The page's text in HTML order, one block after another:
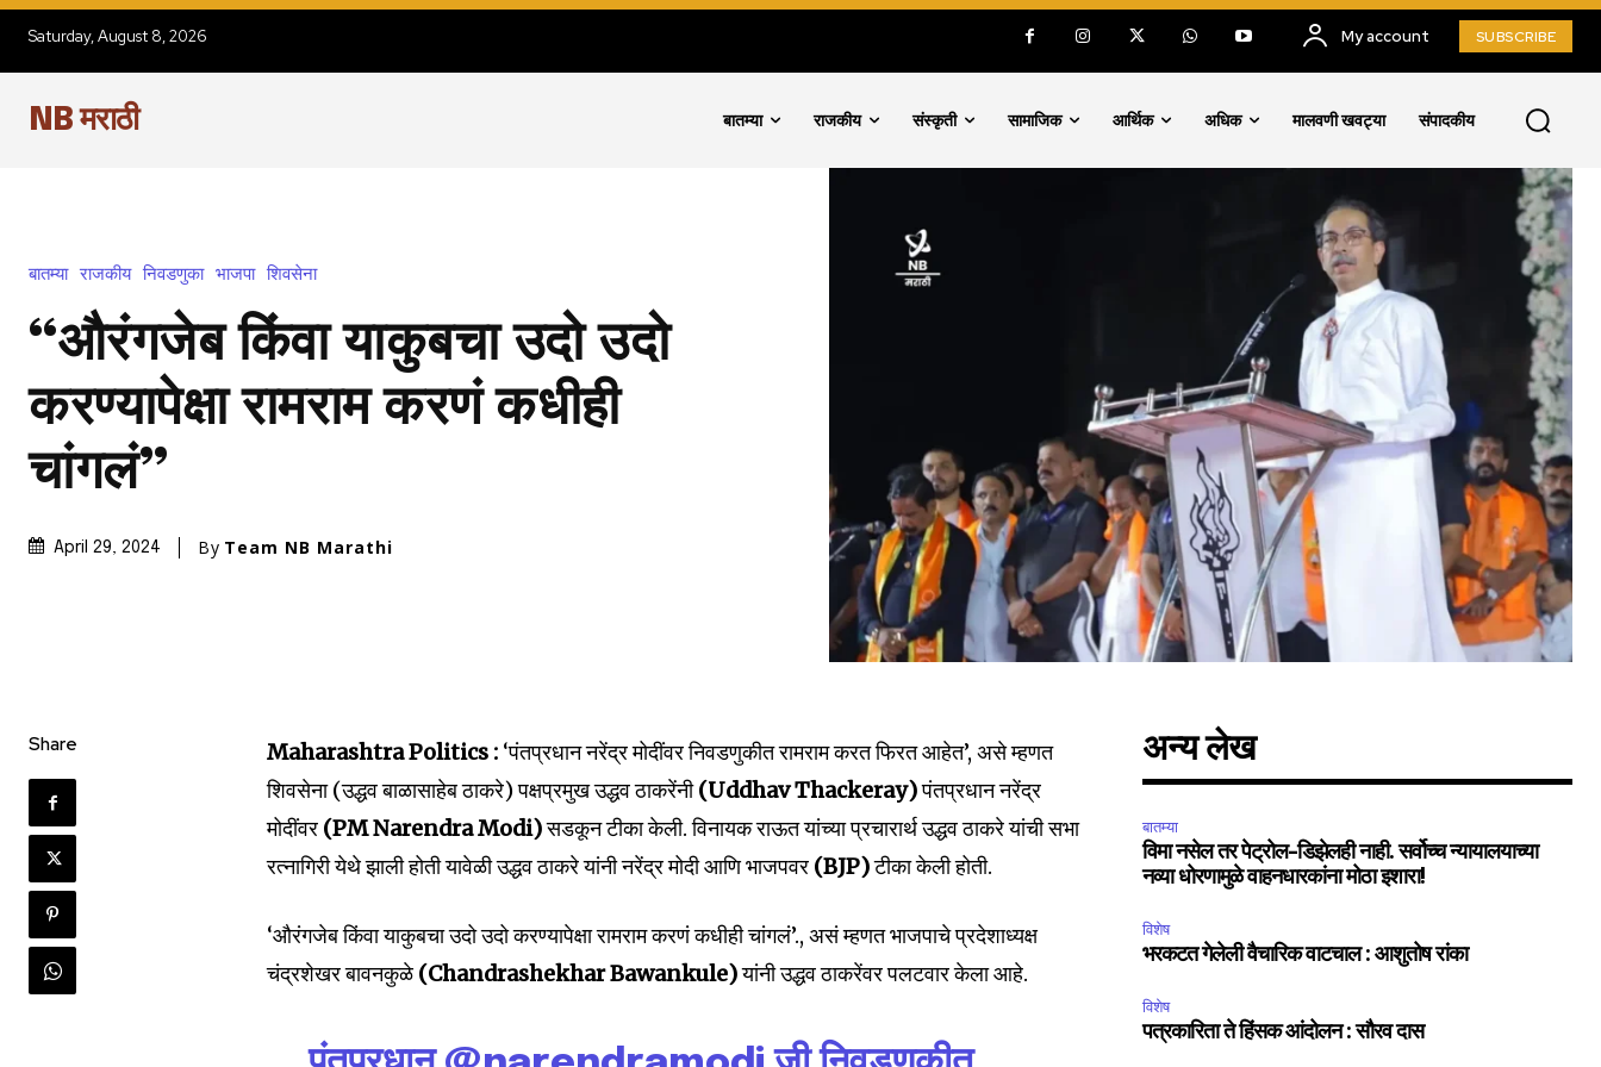
Saturday, August 8, 2026 My account SUBSCRIBE
NB मराठी बातम्या राजकीय संस्कृती सामाजिक आर्थिक अधिक मालवणी खवट्या संपादकीय
बातम्या राजकीय निवडणुका भाजपा शिवसेना
“औरंगजेब किंवा याकुबचा उदो उदो
करण्यापेक्षा रामराम करणं कधीही
चांगलं”
April 29, 2024 By Team NB Marathi
Share Maharashtra Politics : ‘पंतप्रधान नरेंद्र मोदींवर निवडणुकीत रामराम करत फिरत आहेत’, असे म्हणत
शिवसेना (उद्धव बाळासाहेब ठाकरे) पक्षप्रमुख उद्धव ठाकरेंनी(Uddhav Thackeray)पंतप्रधान नरेंद्र
मोदींवर (PM Narendra Modi)सडकून टीका केली. विनायक राऊत यांच्या प्रचारार्थ उद्धव ठाकरे यांची सभा
रत्नागिरी येथे झाली होती यावेळी उद्धव ठाकरे यांनी नरेंद्र मोदी आणि भाजपवर (BJP)टीका केली होती.
‘औरंगजेब किंवा याकुबचा उदो उदो करण्यापेक्षा रामराम करणं कधीही चांगलं’., असं म्हणत भाजपाचे प्रदेशाध्यक्ष
चंद्रशेखर बावनकुळे (Chandrashekhar Bawankule)यांनी उद्धव ठाकरेंवर पलटवार केला आहे.
अन्य लेख
बातम्या
विमा नसेल तर पेट्रोल-डिझेलही नाही. सर्वोच्च न्यायालयाच्या
नव्या धोरणामुळे वाहनधारकांना मोठा इशारा!
विशेष
भरकटत गेलेली वैचारिक वाटचाल : आशुतोष रांका
विशेष
पत्रकारिता ते हिंसक आंदोलन : सौरव दास